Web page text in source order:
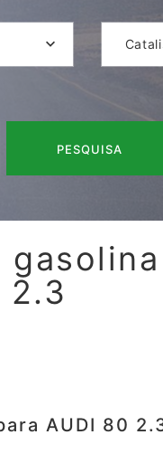
PESQUISA
gasolina
2.3
AUDI 80